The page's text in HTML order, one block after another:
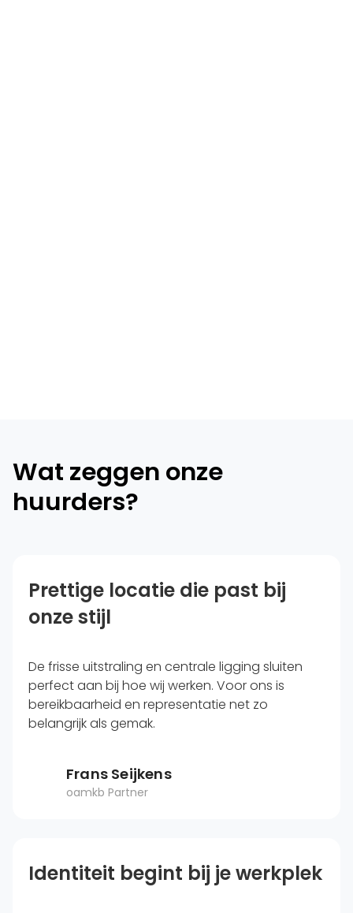
Wat zeggen onze
huurders?
Prettige locatie die past bij
onze stijl
De frisse uitstraling en centrale ligging sluiten
perfect aan bij hoe wij werken. Voor ons is
bereikbaarheid en representatie net zo
belangrijk als gemak.
Frans Seijkens
oamkb Partner
Identiteit begint bij je werkplek